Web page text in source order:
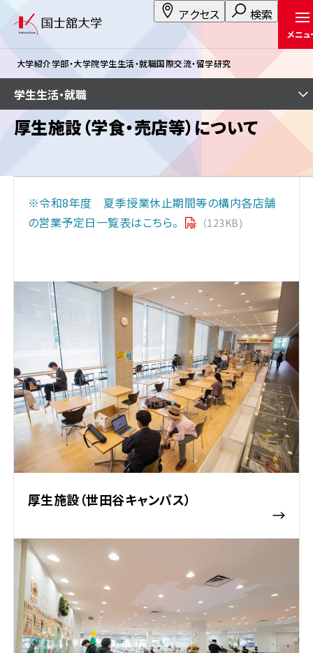
アクセス 検索
メニュ
大学紹介学部・大学院学生生活・就職国際交流・留学研究
厚生施設（学食・売店等）について
※令和8年度 夏季授業休止期間等の構内各店舗
の営業予定日一覧表はこちら。
（123KB)
厚生施設（世田谷キャンパス）
学生生活・就職